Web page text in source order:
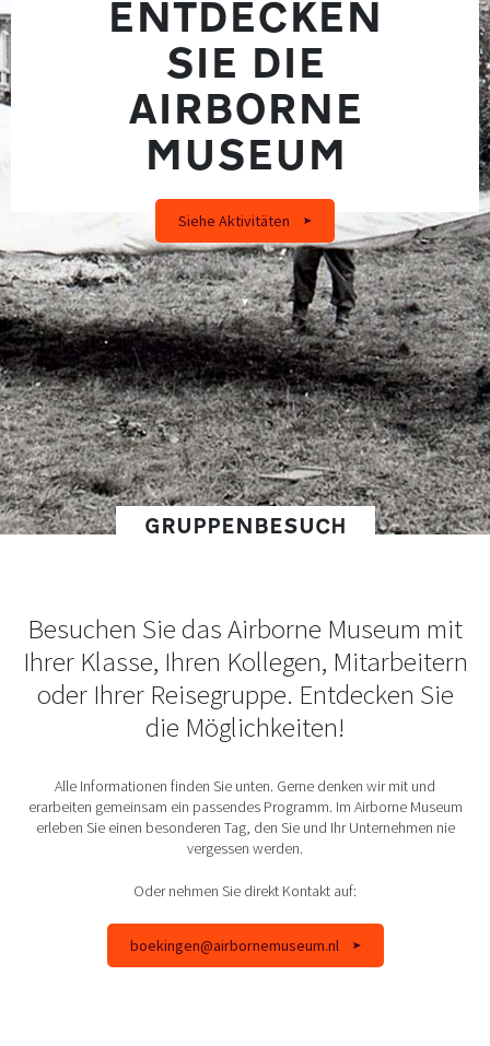
ENTDECKEN
SIE DIE
AIRBORNE
MUSEUM
Siehe Aktivitäten
GRUPPENBESUCH
Besuchen Sie das Airborne Museum mit
Ihrer Klasse, Ihren Kollegen, Mitarbeitern
oder Ihrer Reisegruppe. Entdecken Sie
die Möglichkeiten!
Alle Informationen finden Sie unten. Gerne denken wir mit und
erarbeiten gemeinsam ein passendes Programm. Im Airborne Museum
erleben Sie einen besonderen Tag, den Sie und Ihr Unternehmen nie
vergessen werden.
Oder nehmen Sie direkt Kontakt auf:
boekingen@airbornemuseum.nl